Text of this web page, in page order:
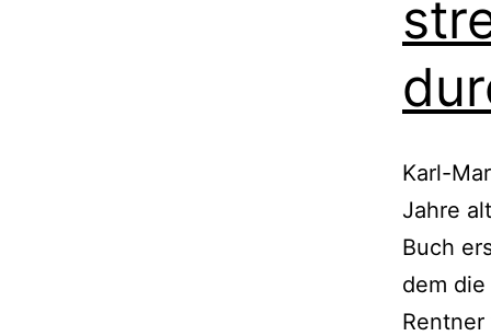
Karl-
Jahre
Buch
dem